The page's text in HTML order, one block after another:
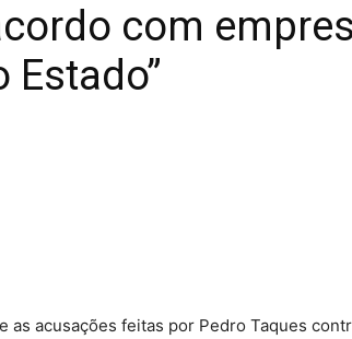
com
as acusações feitas por Pedro Taques